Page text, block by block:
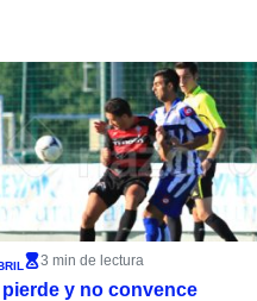
3 min de lectura
pierde y no convence